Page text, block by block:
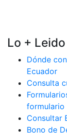
Lo + Leido
Dónde
Ecuador
Consulta
formulario
Consultar
Bono de